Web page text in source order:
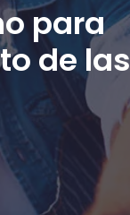
para
de las